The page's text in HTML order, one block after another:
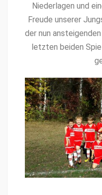
Nieder­la­gen und
Freude unser­er
der nun
let­zten bei­den